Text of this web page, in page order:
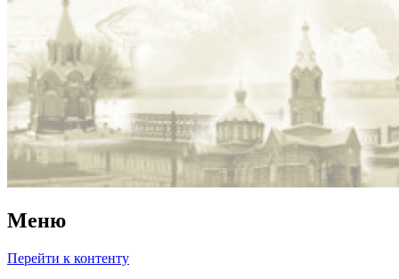
Меню
Перейти к контенту